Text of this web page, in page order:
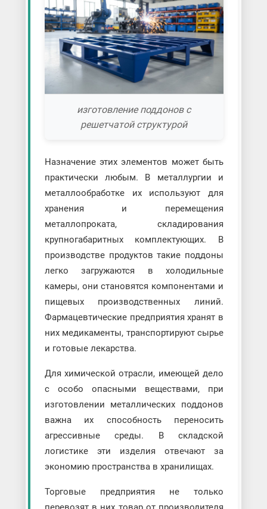
изготовление поддонов с
решетчатой структурой
Назначение этих элементов может быть
практически любым. В металлургии и
металлообработке их используют для
хранения и перемещения
металлопроката, складирования
крупногабаритных комплектующих. В
производстве продуктов такие поддоны
легко загружаются в холодильные
камеры, они становятся компонентами и
пищевых производственных линий.
Фармацевтические предприятия хранят в
них медикаменты, транспортируют сырье
и готовые лекарства.
Для химической отрасли, имеющей дело
с особо опасными веществами, при
изготовлении металлических поддонов
важна их способность переносить
агрессивные среды. В складской
логистике эти изделия отвечают за
экономию пространства в хранилищах.
Торговые предприятия не только